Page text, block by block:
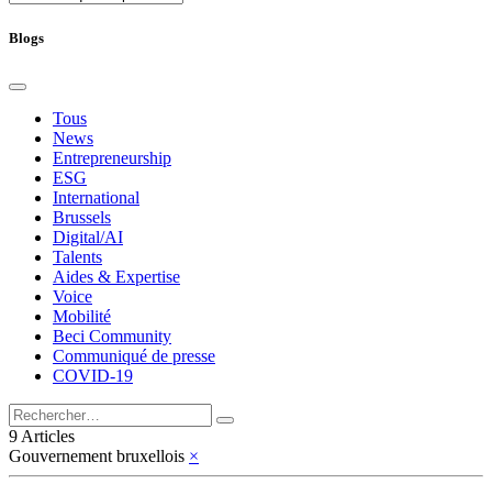
Blogs
Tous
News
Entrepreneurship
ESG
International
Brussels
Digital/AI
Talents
Aides & Expertise
Voice
Mobilité
Beci Community
Communiqué de presse
COVID-19
9 Articles
Gouvernement bruxellois ×